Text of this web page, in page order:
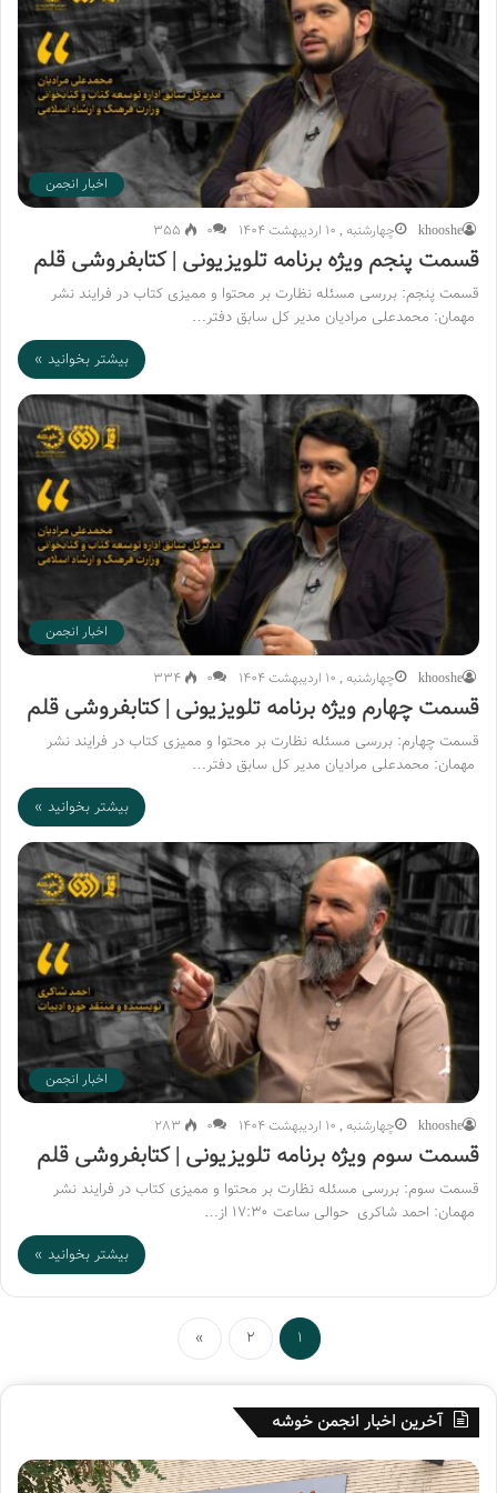
اخبار انجمن
khooshe چهارشنبه , 10 اردیبهشت 1404 ۰ 355
قسمت پنجم ویژه برنامه تلویزیونی | کتابفروشی قلم
قسمت پنجم: بررسی مسئله نظارت بر محتوا و ممیزی کتاب در فرایند نشر
مهمان: محمدعلی مرادیان مدیر کل سابق دفتر…
بیشتر بخوانید »
اخبار انجمن
khooshe چهارشنبه , 10 اردیبهشت 1404 ۰ 334
قسمت چهارم ویژه برنامه تلویزیونی | کتابفروشی قلم
قسمت چهارم: بررسی مسئله نظارت بر محتوا و ممیزی کتاب در فرایند نشر
مهمان: محمدعلی مرادیان مدیر کل سابق دفتر…
بیشتر بخوانید »
اخبار انجمن
khooshe چهارشنبه , 10 اردیبهشت 1404 ۰ 283
قسمت سوم ویژه برنامه تلویزیونی | کتابفروشی قلم
قسمت سوم: بررسی مسئله نظارت بر محتوا و ممیزی کتاب در فرایند نشر
مهمان: احمد شاکری حوالی ساعت ۱۷:۳۰ از…
بیشتر بخوانید »
1
2
»
آخرین اخبار انجمن خوشه
ه